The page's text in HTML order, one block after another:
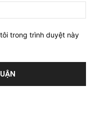
trong trình duyệt này